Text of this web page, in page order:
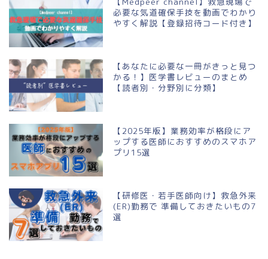
必要な気道確保手技を動画でわかり
やすく解説【登録招待コード付き】
【あなたに必要な一冊がきっと見つ
かる！】医学書レビューのまとめ
【読者別・分野別に分類】
【2025年版】業務効率が格段にア
ップする医師におすすめのスマホア
プリ15選
【研修医・若手医師向け】救急外来
(ER)勤務で 準備しておきたいもの7
選